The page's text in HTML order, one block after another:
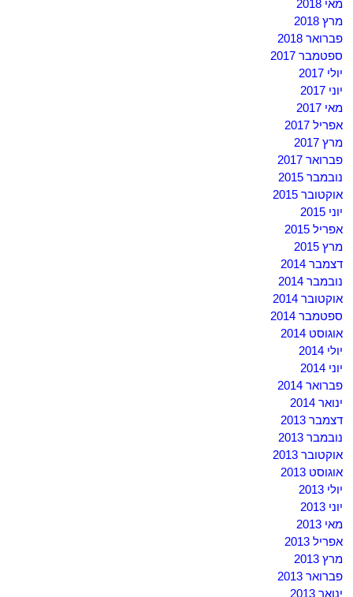
מאי 2018
מרץ 2018
פברואר 2018
ספטמבר 2017
יולי 2017
יוני 2017
מאי 2017
אפריל 2017
מרץ 2017
פברואר 2017
נובמבר 2015
אוקטובר 2015
יוני 2015
אפריל 2015
מרץ 2015
דצמבר 2014
נובמבר 2014
אוקטובר 2014
ספטמבר 2014
אוגוסט 2014
יולי 2014
יוני 2014
פברואר 2014
ינואר 2014
דצמבר 2013
נובמבר 2013
אוקטובר 2013
אוגוסט 2013
יולי 2013
יוני 2013
מאי 2013
אפריל 2013
מרץ 2013
פברואר 2013
ינואר 2013